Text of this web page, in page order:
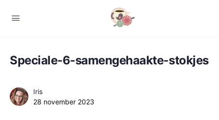
Speciale-6-samengehaakte-stokjes
Iris
28 november 2023